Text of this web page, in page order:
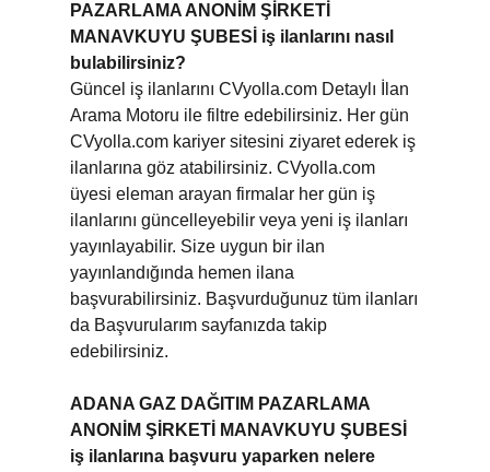
PAZARLAMA ANONİM ŞİRKETİ
MANAVKUYU ŞUBESİ iş ilanlarını nasıl
bulabilirsiniz?
Güncel iş ilanlarını CVyolla.com Detaylı İlan
Arama Motoru ile filtre edebilirsiniz. Her gün
CVyolla.com kariyer sitesini ziyaret ederek iş
ilanlarına göz atabilirsiniz. CVyolla.com
üyesi eleman arayan firmalar her gün iş
ilanlarını güncelleyebilir veya yeni iş ilanları
yayınlayabilir. Size uygun bir ilan
yayınlandığında hemen ilana
başvurabilirsiniz. Başvurduğunuz tüm ilanları
da Başvurularım sayfanızda takip
edebilirsiniz.
ADANA GAZ DAĞITIM PAZARLAMA
ANONİM ŞİRKETİ MANAVKUYU ŞUBESİ
iş ilanlarına başvuru yaparken nelere